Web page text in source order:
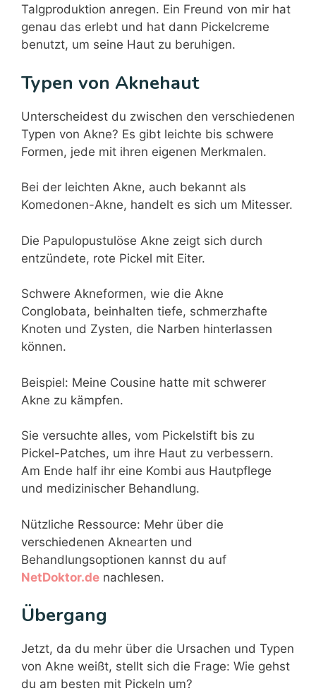
Talgproduktion anregen. Ein Freund von mir hat
genau das erlebt und hat dann Pickelcreme
benutzt, um seine Haut zu beruhigen.
Typen von Aknehaut
Unterscheidest du zwischen den verschiedenen
Typen von Akne? Es gibt leichte bis schwere
Formen, jede mit ihren eigenen Merkmalen.
Bei der leichten Akne, auch bekannt als
Komedonen-Akne, handelt es sich um Mitesser.
Die Papulopustulöse Akne zeigt sich durch
entzündete, rote Pickel mit Eiter.
Schwere Akneformen, wie die Akne
Conglobata, beinhalten tiefe, schmerzhafte
Knoten und Zysten, die Narben hinterlassen
können.
Beispiel: Meine Cousine hatte mit schwerer
Akne zu kämpfen.
Sie versuchte alles, vom Pickelstift bis zu
Pickel-Patches, um ihre Haut zu verbessern.
Am Ende half ihr eine Kombi aus Hautpflege
und medizinischer Behandlung.
Nützliche Ressource: Mehr über die
verschiedenen Aknearten und
Behandlungsoptionen kannst du auf
NetDoktor.de nachlesen.
Übergang
Jetzt, da du mehr über die Ursachen und Typen
von Akne weißt, stellt sich die Frage: Wie gehst
du am besten mit Pickeln um?